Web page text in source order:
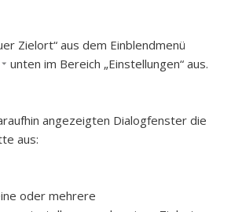
Zielort“ aus dem Einblendmenü
unten im Bereich „Einstellungen“ aus.
angezeigten Dialogfenster die
aus:
oder mehrere